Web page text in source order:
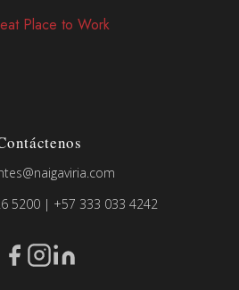
5200 | +57 333 033 4242